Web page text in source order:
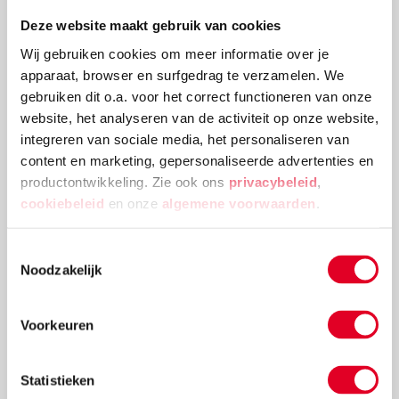
Deze website maakt gebruik van cookies
Wij gebruiken cookies om meer informatie over je
apparaat, browser en surfgedrag te verzamelen. We
gebruiken dit o.a. voor het correct functioneren van onze
website, het analyseren van de activiteit op onze website,
integreren van sociale media, het personaliseren van
content en marketing, gepersonaliseerde advertenties en
productontwikkeling. Zie ook ons privacybeleid
cookiebeleid en onze algemene voorwaarden
Noodzakelijk
Voorkeuren
Statistieken
eigenlijk. Met deze 3 tips wordt spelen met dozen nóg
Lees meer
Speel het fantasiespel: 'Laten we een